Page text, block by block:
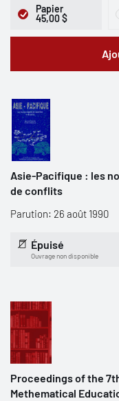
Papier
45,00 $
Asie-Pacifique : les
de conflits
Parution: 26 août 1990
Épuisé
Ouvrage non disponible
Proceedings of the
Methematical